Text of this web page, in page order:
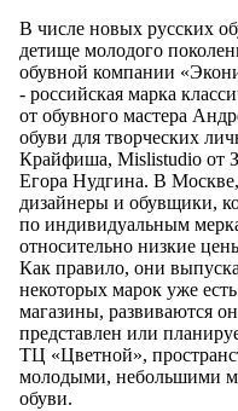
В числе новых русских
детище молодого
обувной компании
- российская марка
от обувного мастера
обуви для творческих
Крайфиша, Mislistudio от
Егора Нудгина. В
дизайнеры и обувщики,
по индивидуальным
относительно низкие
Как правило, они
некоторых марок уже
магазины, развиваются
представлен или
ТЦ «Цветной»,
молодыми, небольшими
обуви.